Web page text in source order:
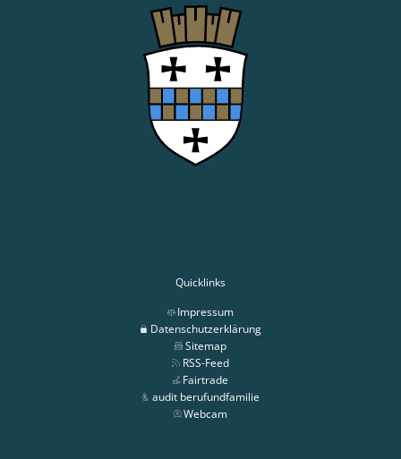
Quicklinks
Impressum
Datenschutzerklärung
Sitemap
RSS-Feed
Fairtrade
audit berufundfamilie
Webcam